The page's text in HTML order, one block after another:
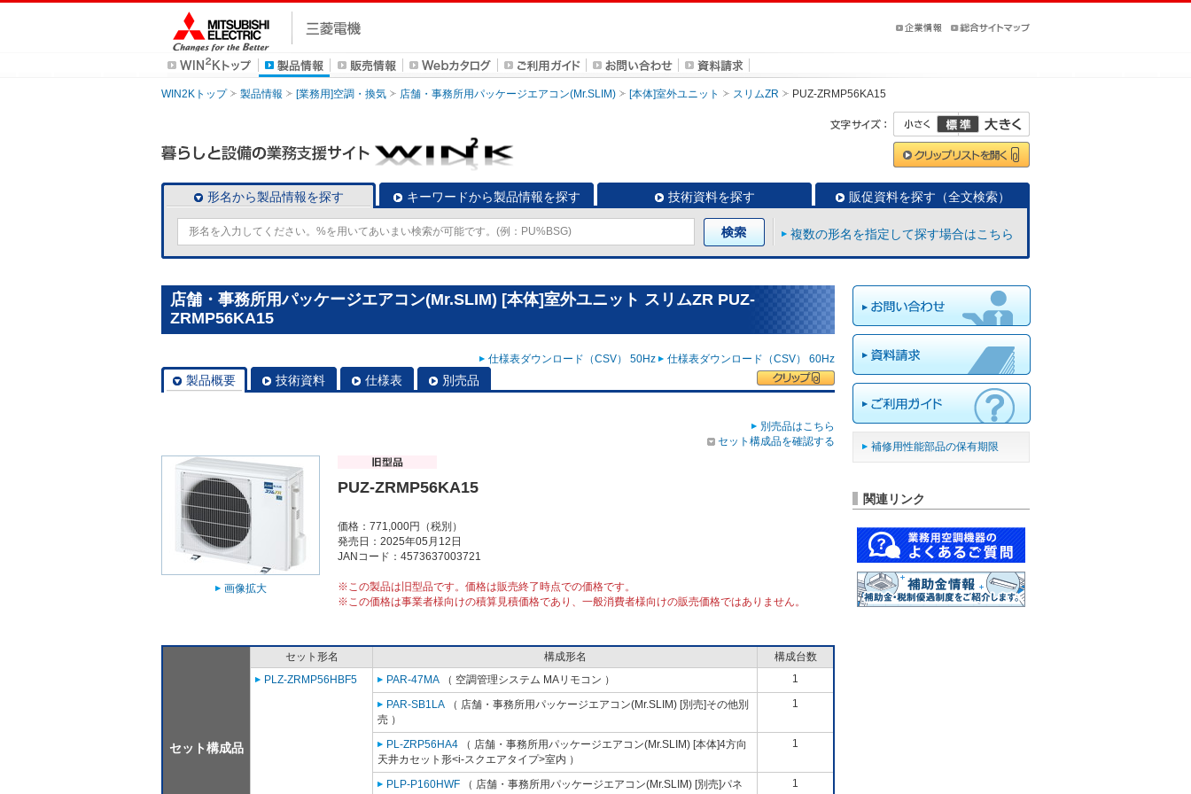
WIN2Kトップ 製品情報 [業務用]空調・換気 店舗・事務所用パッケージエアコン(Mr.SLIM) [本体]室外ユニット スリムZR PUZ-ZRMP56KA15
形名から製品情報を探す キーワードから製品情報を探す 技術資料を探す 販促資料を探す（全文検索）
複数の形名を指定して探す場合はこちら
店舗・事務所用パッケージエアコン(Mr.SLIM) [本体]室外ユニット スリムZR PUZ-
ZRMP56KA15
仕様表ダウンロード（CSV） 50Hz 仕様表ダウンロード（CSV） 60Hz
製品概要 技術資料 仕様表 別売品
別売品はこちら
セット構成品を確認する
画像拡大
PUZ-ZRMP56KA15
価格：771,000円（税別）
発売日：2025年05月12日
JANコード：4573637003721
※この製品は旧型品です。価格は販売終了時点での価格です。
※この価格は事業者様向けの積算見積価格であり、一般消費者様向けの販売価格ではありません。
セット構成品
セット形名 構成形名
構成台数
PLZ-ZRMP56HBF5
PAR-47MA （ 空調管理システム MAリモコン ） 1
PAR-SB1LA （ 店舗・事務所用パッケージエアコン(Mr.SLIM) [別売]その他別
売 ）
1
PL-ZRP56HA4 （ 店舗・事務所用パッケージエアコン(Mr.SLIM) [本体]4方向
天井カセット形<i-スクエアタイプ>室内 ）
1
PLP-P160HWF （ 店舗・事務所用パッケージエアコン(Mr.SLIM) [別売]パネ
1
補修用性能部品の保有期限
関連リンク